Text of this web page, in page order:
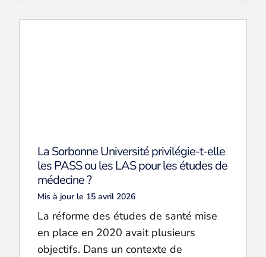
La Sorbonne Université privilégie-t-elle
les PASS ou les LAS pour les études de
médecine ?
Mis à jour le 15 avril 2026
La réforme des études de santé mise
en place en 2020 avait plusieurs
objectifs. Dans un contexte de